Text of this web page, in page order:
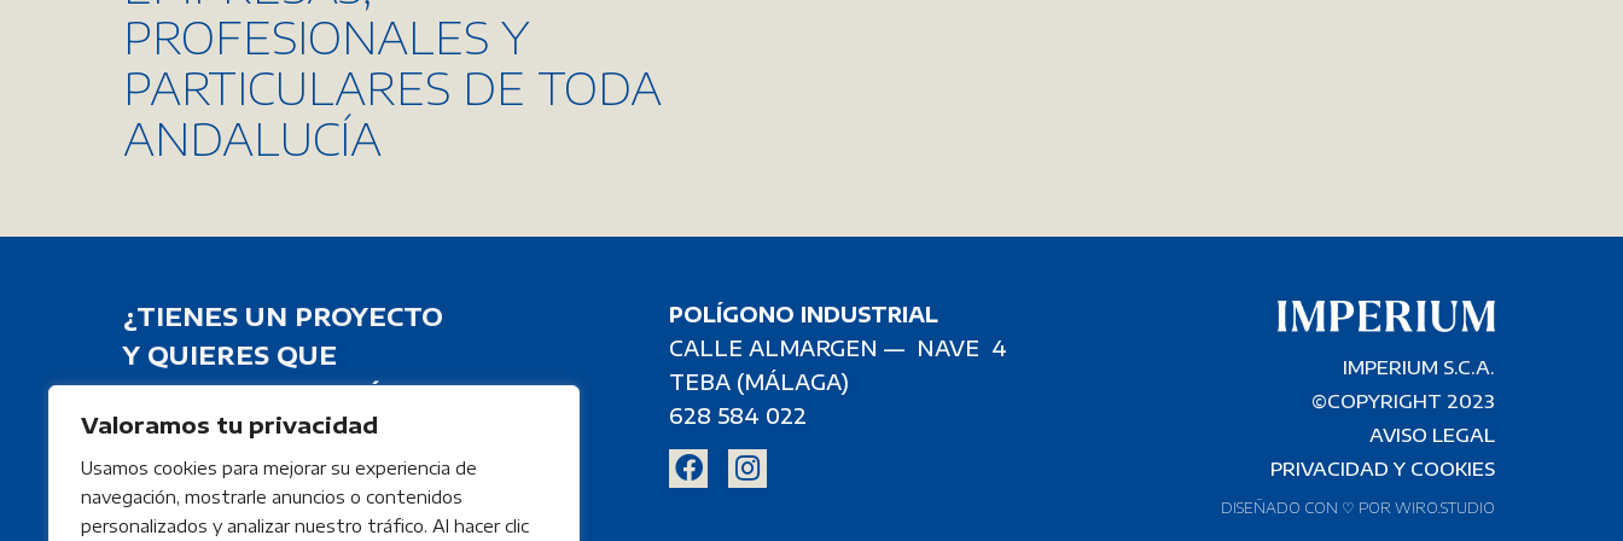
Valoramos tu privacidad
Usamos cookies para mejorar su experiencia de
navegación, mostrarle anuncios o contenidos
personalizados y analizar nuestro tráfico. Al hacer clic
PROFESIONALES Y
PARTICULARES DE TODA
ANDALUCÍA
¿TIENES UN PROYECTO
Y QUIERES QUE
TRABAJEMOS EN ÉL?
CONTACTA
POLÍGONO INDUSTRIAL
CALLE ALMARGEN — NAVE 4
TEBA (MÁLAGA)
628 584 022
IMPERIUM S.C.A.
©COPYRIGHT 2023
AVISO LEGAL
PRIVACIDAD Y COOKIES
DISEÑADO CON ♡ POR WIRO.STUDIO